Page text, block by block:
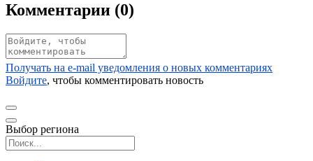
Комментарии (0)
Получать на e‑mail уведомления о новых комментариях
Войдите, чтобы комментировать новость
Выбор региона